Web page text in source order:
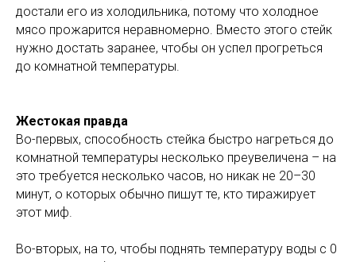
достали его из холодильника, потому что холодное
мясо прожарится неравномерно. Вместо этого стейк
нужно достать заранее, чтобы он успел прогреться
до комнатной температуры.
Жестокая правда
Во-первых, способность стейка быстро нагреться до
комнатной температуры несколько преувеличена – на
это требуется несколько часов, но никак не 20–30
минут, о которых обычно пишут те, кто тиражирует
этот миф.
Во-вторых, на то, чтобы поднять температуру воды с 0